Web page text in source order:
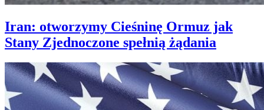
Iran: otworzymy Cieśninę Ormuz jak
Stany Zjednoczone spełnią żądania